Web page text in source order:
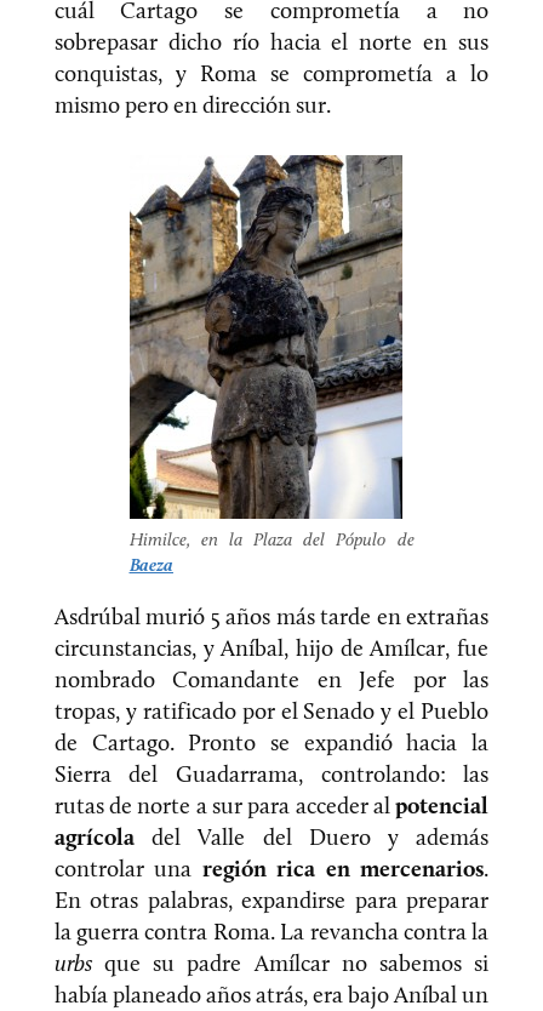
cuál Cartago se comprometía a no
sobrepasar dicho río hacia el norte en sus
conquistas, y Roma se comprometía a lo
mismo pero en dirección sur.
Himilce, en la Plaza del Pópulo de
Baeza
Asdrúbal murió 5 años más tarde en extrañas
circunstancias, y Aníbal, hijo de Amílcar, fue
nombrado Comandante en Jefe por las
tropas, y ratificado por el Senado y el Pueblo
de Cartago. Pronto se expandió hacia la
Sierra del Guadarrama, controlando: las
rutas de norte a sur para acceder alpotencial
agrícoladel Valle del Duero y además
controlar una región rica en mercenarios.
En otras palabras, expandirse para preparar
la guerra contra Roma. La revancha contra la
urbsque su padre Amílcar no sabemos si
había planeado años atrás, era bajo Aníbal un